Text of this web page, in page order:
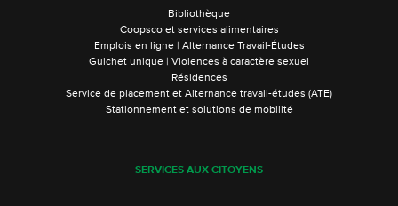
Bibliothèque
Coopsco et services alimentaires
Emplois en ligne | Alternance Travail-Études
Guichet unique | Violences à caractère sexuel
Résidences
Service de placement et Alternance travail-études (ATE)
Stationnement et solutions de mobilité
SERVICES AUX CITOYENS